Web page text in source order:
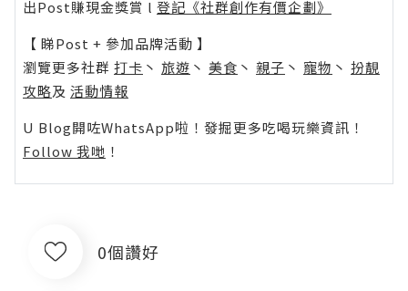
出Post賺現金獎賞 l 登記《社群創作有價企劃》
【 睇Post + 參加品牌活動 】
瀏覽更多社群 打卡 丶 旅遊 丶 美食 丶 親子 丶 寵物 丶 扮靚
攻略及 活動情報
U Blog開咗WhatsApp啦！發掘更多吃喝玩樂資訊！
Follow 我哋 ！
0個讚好